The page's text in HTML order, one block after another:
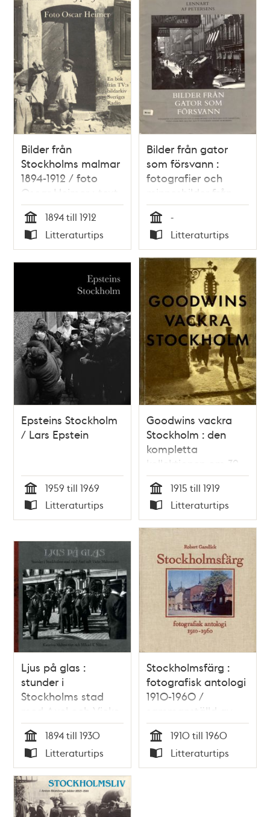
teman
Bilder från
Stockholms malmar
1894-1912 / foto
Oscar Heimer ; text
Torsten Palmér
Tid
1894 till 1912
Typ
Litteraturtips
Bilder från gator
som försvann :
fotografier och
minnesbilder från
Klarakvarteren och
trakterna runt
Sergelstorg, tagna
under åren 1953 till
1970 / Lennart af
Petersens
Tid
-
Typ
Litteraturtips
Epsteins Stockholm
/ Lars Epstein
Tid
1959 till 1969
Typ
Litteraturtips
Goodwins vackra
Stockholm : den
kompletta
kollektionen om 39
fotografier ur serien
Vårt vackra
Stockholm / Henry
Buergel Goodwin
Tid
1915 till 1919
Typ
Litteraturtips
Ljus på glas :
stunder i
Stockholms stad
med Axel och Vicke
Malmström /
Katarina
Malmström och
Mikael K. Nilsson
Tid
1894 till 1930
Typ
Litteraturtips
Stockholmsfärg :
fotografisk antologi
1910-1960 /
sammanställd av
Robert Garellick
Tid
1910 till 1960
Typ
Litteraturtips